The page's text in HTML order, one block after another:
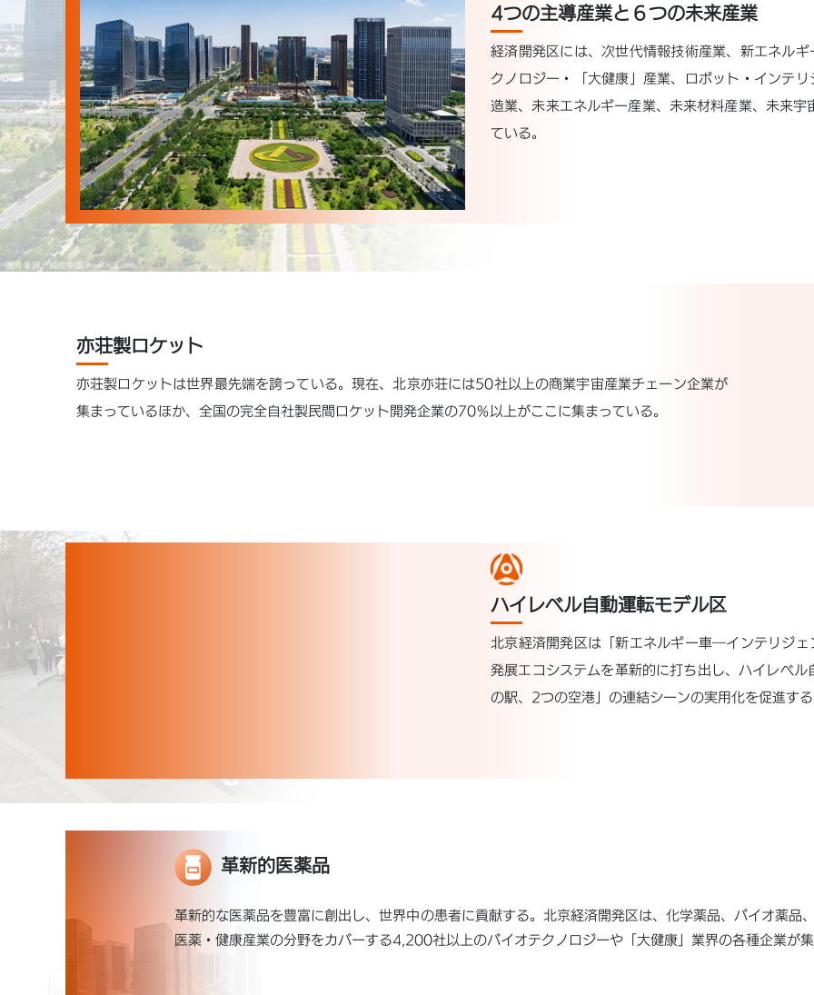
4つの主導産業と６つの未来産業
経済開発区には、次世代情報技術産業、新エネル
クノロジー・「大健康」産業、ロボット・インテ
造業、未来エネルギー産業、未来材料産業、未来
ている。
亦荘製ロケット
亦荘製ロケットは世界最先端を誇っている。現在、北京亦荘には50社以上の商業宇宙産業チェーン企業が
集まっているほか、全国の完全自社製民間ロケット開発企業の70％以上がここに集まっている。
ハイレベル自動運転モデル区
北京経済開発区は「新エネルギー車―インテリジ
発展エコシステムを革新的に打ち出し、ハイレベ
の駅、2つの空港」の連結シーンの実用化を促進す
革新的医薬品
革新的な医薬品を豊富に創出し、世界中の患者に貢献する。北京経済開発区は、化学薬品、バイオ薬品
医薬・健康産業の分野をカバーする4,200社以上のバイオテクノロジーや「大健康」業界の各種企業が